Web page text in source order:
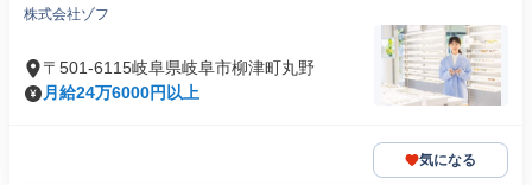
株式会社ゾフ
〒501-6115岐阜県岐阜市柳津町丸野
月給24万6000円以上
気になる